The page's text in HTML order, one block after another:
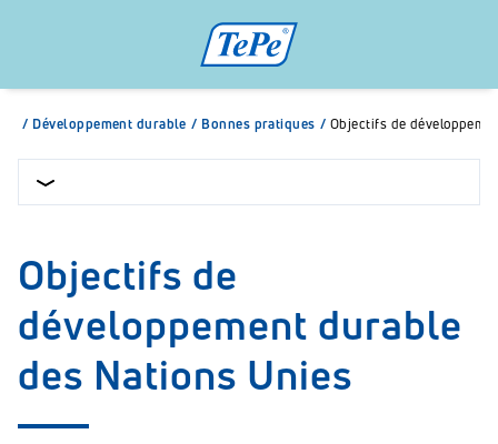
/ Développement durable / Bonnes pratiques / Objectifs de
Objectifs de
développement durable
des Nations Unies